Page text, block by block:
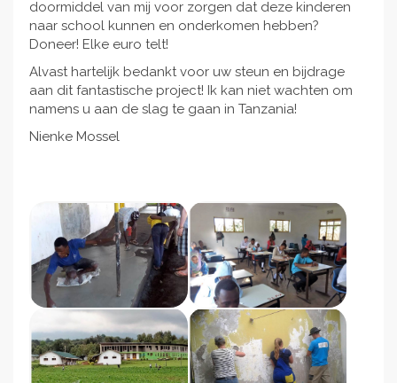
doormiddel van mij voor zorgen dat deze kinderen
naar school kunnen en onderkomen hebben?
Doneer! Elke euro telt!
Alvast hartelijk bedankt voor uw steun en bijdrage
aan dit fantastische project! Ik kan niet wachten om
namens u aan de slag te gaan in Tanzania!
Nienke Mossel